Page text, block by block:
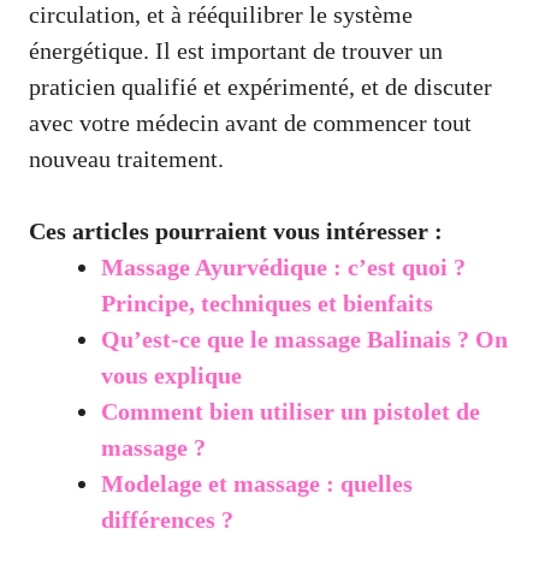
circulation, et à rééquilibrer le système
énergétique. Il est important de trouver un
praticien qualifié et expérimenté, et de discuter
avec votre médecin avant de commencer tout
nouveau traitement.
Ces articles pourraient vous intéresser :
Massage Ayurvédique : c’est quoi ?
Principe, techniques et bienfaits
Qu’est-ce que le massage Balinais ? On
vous explique
Comment bien utiliser un pistolet de
massage ?
Modelage et massage : quelles
différences ?